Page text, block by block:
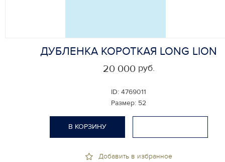
ДУБЛЕНКА КОРОТКАЯ LONG LION
ID: 4769011
Размер: 52
20 000 руб.
Добавить в избранное
В КОРЗИНУ